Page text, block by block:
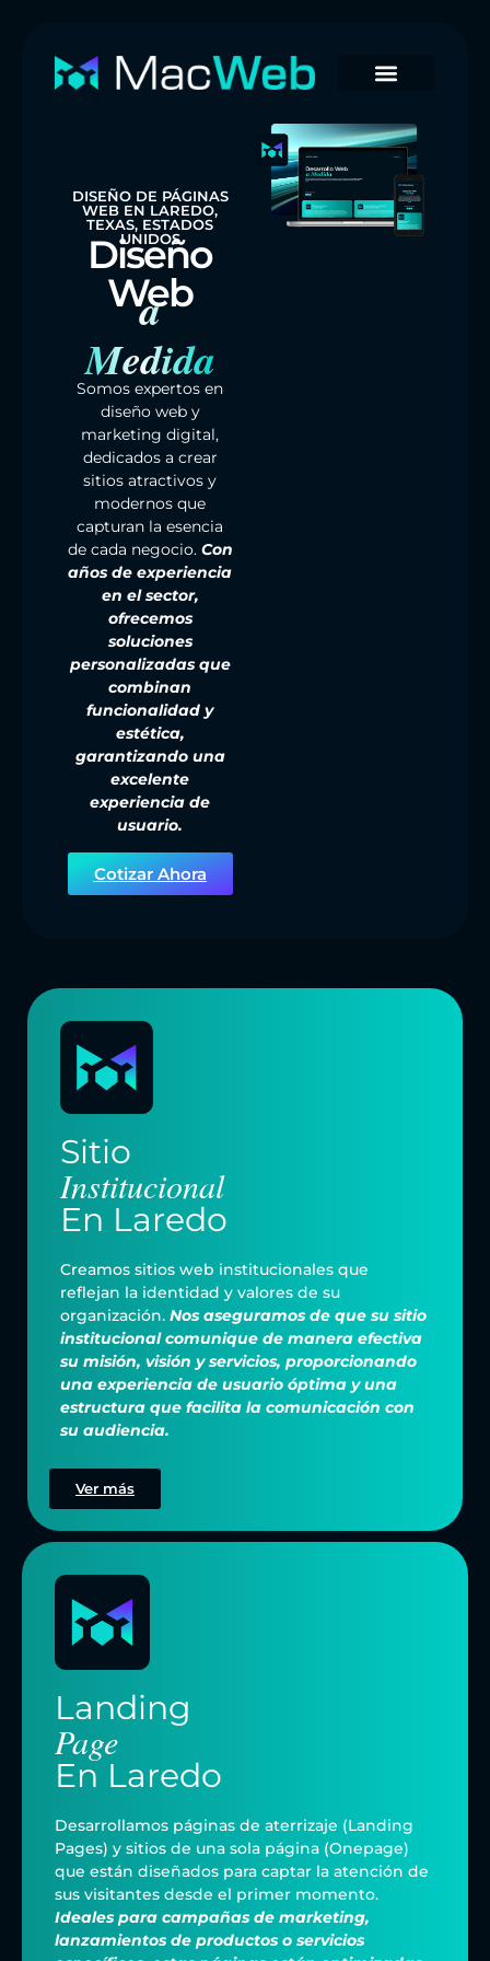
DISEÑO DE PÁGINAS
WEB EN LAREDO,
TEXAS, ESTADOS
UNIDOS
Diseño
Web
a
Medida
Somos expertos en
diseño web y
marketing digital,
dedicados a crear
sitios atractivos y
modernos que
capturan la esencia
de cada negocio. Con
años de experiencia
en el sector,
ofrecemos
soluciones
personalizadas que
combinan
funcionalidad y
estética,
garantizando una
excelente
experiencia de
usuario.
Cotizar Ahora
Sitio
Institucional
En Laredo
Creamos sitios web institucionales que
reflejan la identidad y valores de su
organización. Nos aseguramos de que su sitio
institucional comunique de manera efectiva
su misión, visión y servicios, proporcionando
una experiencia de usuario óptima y una
estructura que facilita la comunicación con
su audiencia.
Ver más
Landing
Page
En Laredo
Desarrollamos páginas de aterrizaje (Landing
Pages) y sitios de una sola página (Onepage)
que están diseñados para captar la atención de
sus visitantes desde el primer momento.
Ideales para campañas de marketing,
lanzamientos de productos o servicios